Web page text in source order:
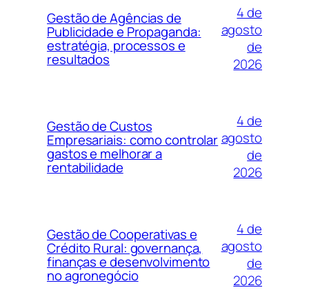
Gestão de Agências de
Publicidade e Propaganda:
estratégia, processos e
resultados
4 de
agosto
de
2026
Gestão de Custos
Empresariais: como controlar
gastos e melhorar a
rentabilidade
4 de
agosto
de
2026
Gestão de Cooperativas e
Crédito Rural: governança,
finanças e desenvolvimento
no agronegócio
4 de
agosto
de
2026